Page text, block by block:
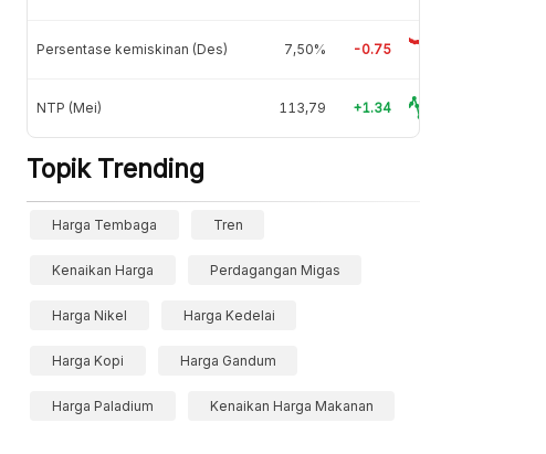
Persentase kemiskinan (Des) 7,50% -0.75
NTP (Mei) 113,79 +1.34
Topik Trending
Harga Tembaga Tren
Kenaikan Harga Perdagangan Migas
Harga Nikel Harga Kedelai
Harga Kopi Harga Gandum
Harga Paladium Kenaikan Harga Makanan